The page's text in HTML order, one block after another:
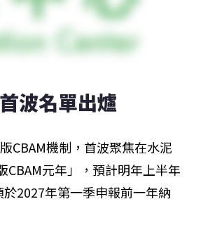
波名單出爐
CBAM機制，首波聚焦在水泥
元年」，預計明年上半年
2027年第一季申報前一年納